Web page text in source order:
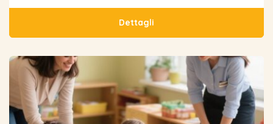
Dettagli